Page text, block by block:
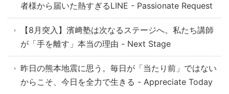
者様から届いた熱すぎるLINE - Passionate Request
【8月突入】濱﨑塾は次なるステージへ。私たち講師
が「手を離す」本当の理由 - Next Stage
昨日の熊本地震に思う。毎日が「当たり前」ではない
からこそ、今日を全力で生きる - Appreciate Today